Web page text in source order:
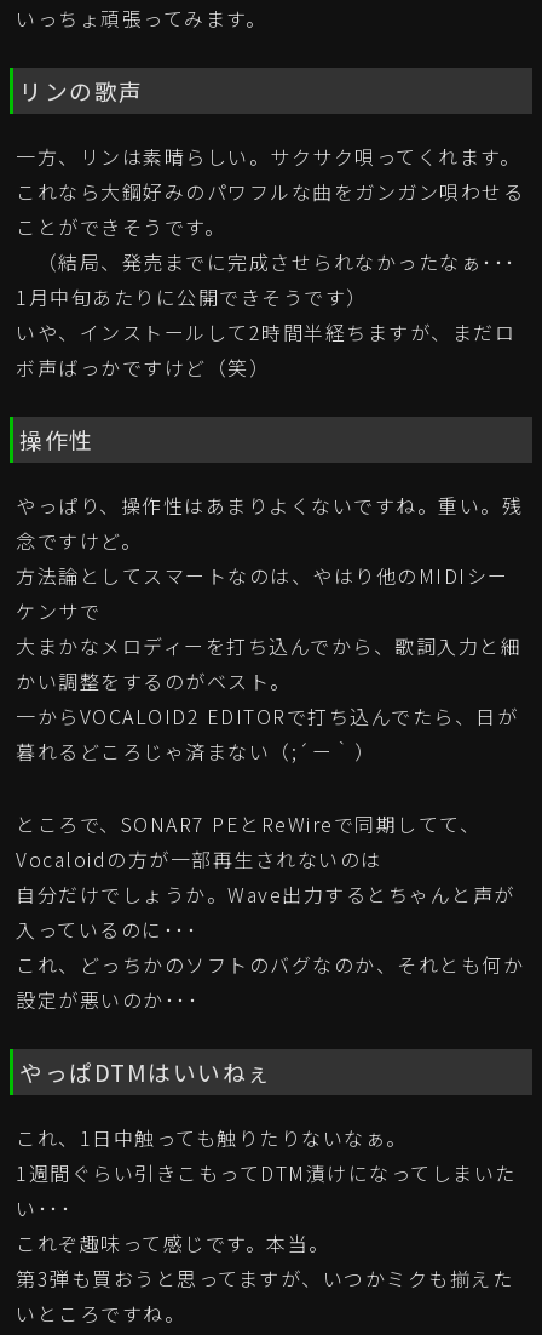
いっちょ頑張ってみます。
リンの歌声
一方、リンは素晴らしい。サクサク唄ってくれます。
これなら大鋼好みのパワフルな曲をガンガン唄わせる
ことができそうです。
（結局、発売までに完成させられなかったなぁ･･･
1月中旬あたりに公開できそうです）
いや、インストールして2時間半経ちますが、まだロ
ボ声ばっかですけど（笑）
操作性
やっぱり、操作性はあまりよくないですね。重い。残
念ですけど。
方法論としてスマートなのは、やはり他のMIDIシー
ケンサで
大まかなメロディーを打ち込んでから、歌詞入力と細
かい調整をするのがベスト。
一からVOCALOID2 EDITORで打ち込んでたら、日が
暮れるどころじゃ済まない（;´ー｀）
ところで、SONAR7 PEとReWireで同期してて、
Vocaloidの方が一部再生されないのは
自分だけでしょうか。Wave出力するとちゃんと声が
入っているのに･･･
これ、どっちかのソフトのバグなのか、それとも何か
設定が悪いのか･･･
やっぱDTMはいいねぇ
これ、1日中触っても触りたりないなぁ。
1週間ぐらい引きこもってDTM漬けになってしまいた
い･･･
これぞ趣味って感じです。本当。
第3弾も買おうと思ってますが、いつかミクも揃えた
いところですね。